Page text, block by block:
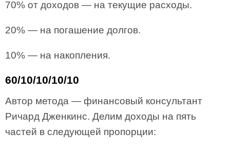
70% от доходов — на текущие расходы.
20% — на погашение долгов.
10% — на накопления.
60/10/10/10/10
Автор метода — финансовый консультант
Ричард Дженкинс. Делим доходы на пять
частей в следующей пропорции: